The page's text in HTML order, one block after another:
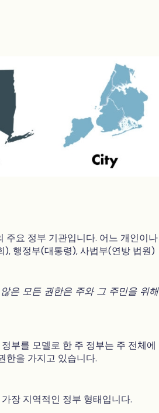
주요 정부 기관입니다. 어느 개인이나
행정부(대통령), 사법부(연방 법원)
은 모든 권한은 주와 그 주민을 위해
부를 모델로 한 주 정부는 주 전체에
한을 가지고 있습니다.
장 지역적인 정부 형태입니다.